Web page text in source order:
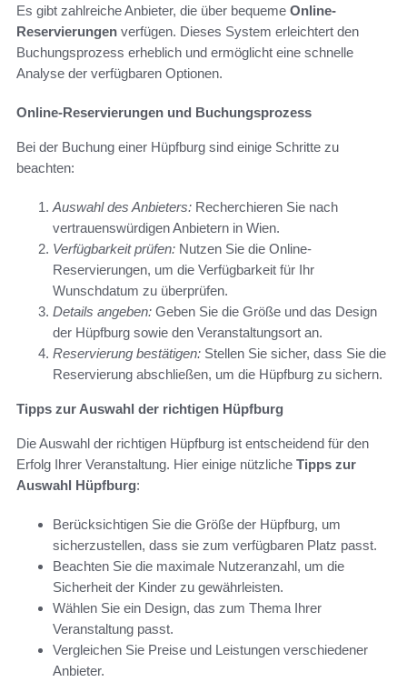
Es gibt zahlreiche Anbieter, die über bequeme Online-
Reservierungen verfügen. Dieses System erleichtert den
Buchungsprozess erheblich und ermöglicht eine schnelle
Analyse der verfügbaren Optionen.
Online-Reservierungen und Buchungsprozess
Bei der Buchung einer Hüpfburg sind einige Schritte zu
beachten:
Auswahl des Anbieters: Recherchieren Sie nach
vertrauenswürdigen Anbietern in Wien.
Verfügbarkeit prüfen: Nutzen Sie die Online-
Reservierungen, um die Verfügbarkeit für Ihr
Wunschdatum zu überprüfen.
Details angeben: Geben Sie die Größe und das Design
der Hüpfburg sowie den Veranstaltungsort an.
Reservierung bestätigen: Stellen Sie sicher, dass Sie die
Reservierung abschließen, um die Hüpfburg zu sichern.
Tipps zur Auswahl der richtigen Hüpfburg
Die Auswahl der richtigen Hüpfburg ist entscheidend für den
Erfolg Ihrer Veranstaltung. Hier einige nützliche Tipps zur
Auswahl Hüpfburg:
Berücksichtigen Sie die Größe der Hüpfburg, um
sicherzustellen, dass sie zum verfügbaren Platz passt.
Beachten Sie die maximale Nutzeranzahl, um die
Sicherheit der Kinder zu gewährleisten.
Wählen Sie ein Design, das zum Thema Ihrer
Veranstaltung passt.
Vergleichen Sie Preise und Leistungen verschiedener
Anbieter.